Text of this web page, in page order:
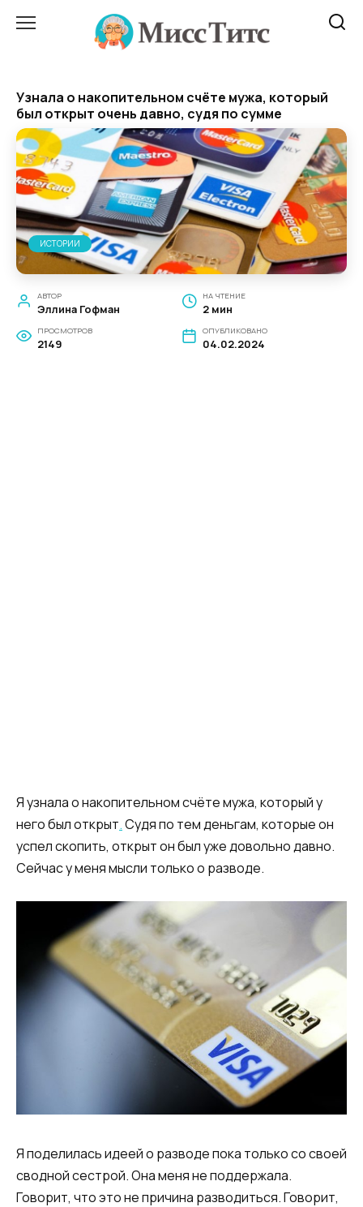
Узнала о накопительном счёте мужа, который
был открыт очень давно, судя по сумме
ИСТОРИИ
АВТОР
Эллина Гофман
НА ЧТЕНИЕ
2 мин
ПРОСМОТРОВ
2149
ОПУБЛИКОВАНО
04.02.2024
Я узнала о накопительном счёте мужа, который у
него был открыт.Судя по тем деньгам, которые он
успел скопить, открыт он был уже довольно давно.
Сейчас у меня мысли только о разводе.
Я поделилась идеей о разводе пока только со своей
сводной сестрой. Она меня не поддержала.
Говорит, что это не причина разводиться. Говорит,